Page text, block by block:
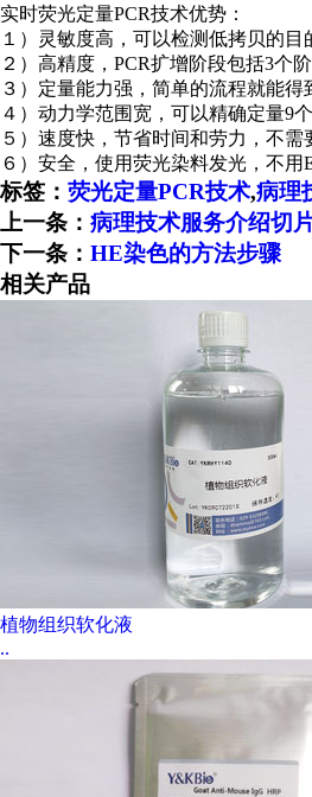
实时荧光定量PCR技术优势：
１）灵敏度高，可以检测低拷贝的目
２）高精度，PCR扩增阶段包括3个
３）定量能力强，简单的流程就能得
４）动力学范围宽，可以精确定量9
５）速度快，节省时间和劳力，不需
６）安全，使用荧光染料发光，不
标签： 荧光定量PCR技术,病理
上一条： 病理技术服务介绍切
下一条： HE染色的方法步骤
相关产品
植物组织软化液
..